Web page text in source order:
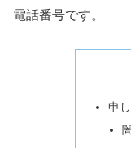
電話番号です。
申